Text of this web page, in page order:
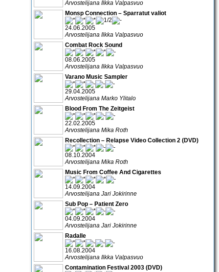
Arvostelijana Ilkka Valpasvuo
Monsp Connection – Sparratut valiot
24.06.2005
Arvostelijana Ilkka Valpasvuo
Combat Rock Sound
08.06.2005
Arvostelijana Ilkka Valpasvuo
Varano Music Sampler
29.04.2005
Arvostelijana Marko Ylitalo
Blood From The Zeitgeist
22.02.2005
Arvostelijana Mika Roth
Recollection – Relapse Video Collection 2 (DVD)
08.10.2004
Arvostelijana Mika Roth
Music From Coffee And Cigarettes
14.09.2004
Arvostelijana Jari Jokirinne
Sub Pop – Patient Zero
04.09.2004
Arvostelijana Jari Jokirinne
Radalle
16.08.2004
Arvostelijana Ilkka Valpasvuo
Contamination Festival 2003 (DVD)